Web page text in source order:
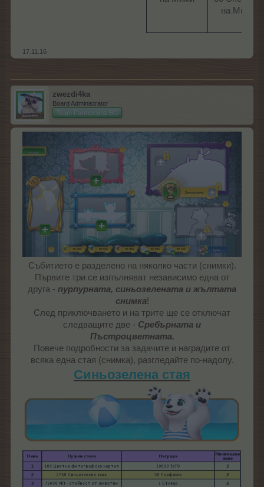
на Мими​
17.11.16
zwezdi4ka
Board Administrator
Team Farmerama BG
Събитието е разделено на няколко части (снимки).
Първите три се изпълняват независимо една от
друга - пурпурната, синьозелената и жълтата
снимка!
След приключването и на трите ще се отключат
следващите две - Сребърната и
Пъстроцветната.
Повече подробности за задачите и наградите от
всяка една стая (снимка), разгледайте по-надолу.
Синьозелена стая